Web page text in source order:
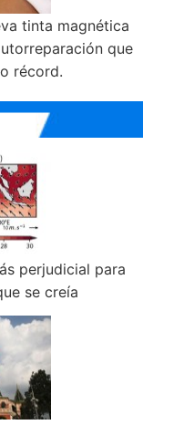
tinta magnética
que
récord.
perjudicial para
se creía